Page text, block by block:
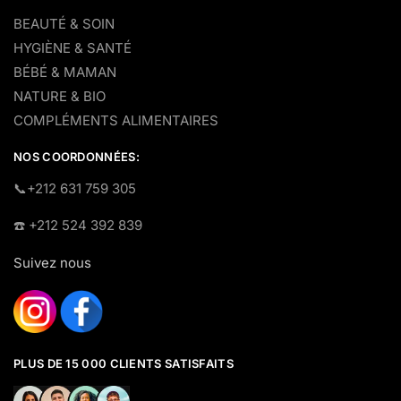
BEAUTÉ & SOIN
HYGIÈNE & SANTÉ
BÉBÉ & MAMAN
NATURE & BIO
COMPLÉMENTS ALIMENTAIRES
NOS COORDONNÉES:
​📞+212 631 759 305
☎️​ +212 524 392 839
Suivez nous
PLUS DE 15 000 CLIENTS SATISFAITS